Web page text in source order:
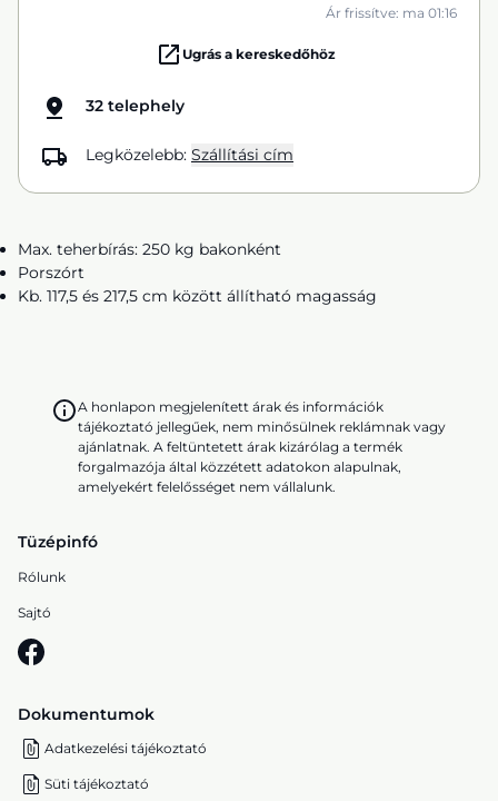
Ár frissítve: ma 01:16
Ugrás a kereskedőhöz
32 telephely
Legközelebb: Szállítási cím
Max. teherbírás: 250 kg bakonként
Porszórt
Kb. 117,5 és 217,5 cm között állítható magasság
A honlapon megjelenített árak és információk
tájékoztató jellegűek, nem minősülnek reklámnak vagy
ajánlatnak. A feltüntetett árak kizárólag a termék
forgalmazója által közzétett adatokon alapulnak,
amelyekért felelősséget nem vállalunk.
Tüzépinfó
Rólunk
Sajtó
Dokumentumok
Adatkezelési tájékoztató
Süti tájékoztató